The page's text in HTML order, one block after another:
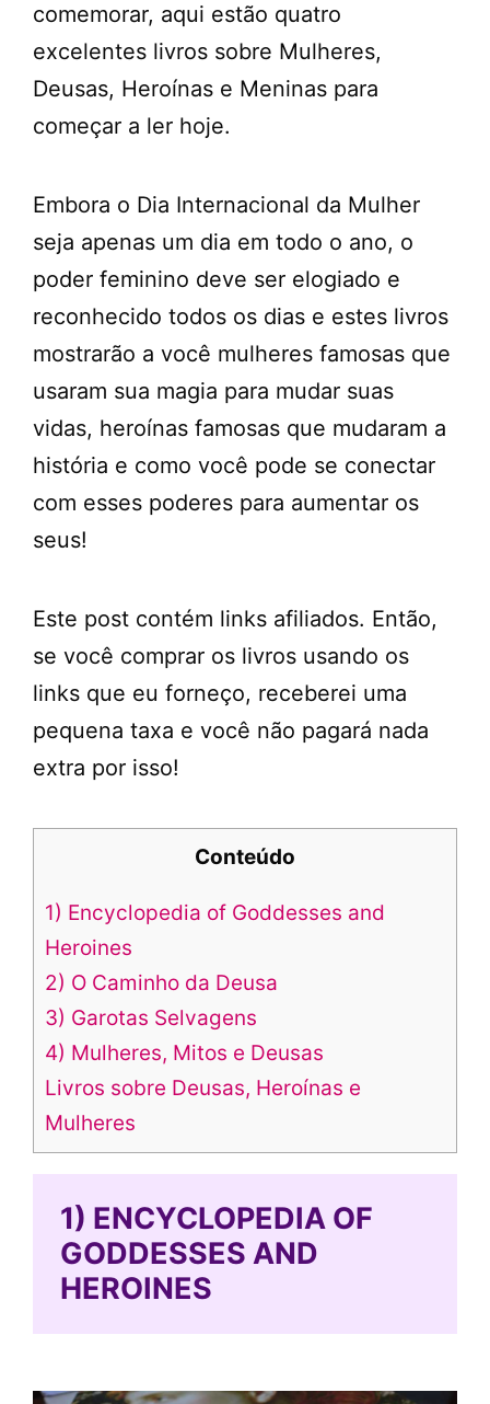
comemorar, aqui estão quatro
excelentes livros sobre Mulheres,
Deusas, Heroínas e Meninas para
começar a ler hoje.
Embora o Dia Internacional da Mulher
seja apenas um dia em todo o ano, o
poder feminino deve ser elogiado e
reconhecido todos os dias e estes livros
mostrarão a você mulheres famosas que
usaram sua magia para mudar suas
vidas, heroínas famosas que mudaram a
história e como você pode se conectar
com esses poderes para aumentar os
seus!
Este post contém links afiliados. Então,
se você comprar os livros usando os
links que eu forneço, receberei uma
pequena taxa e você não pagará nada
extra por isso!
Conteúdo
1) Encyclopedia of Goddesses and
Heroines
2) O Caminho da Deusa
3) Garotas Selvagens
4) Mulheres, Mitos e Deusas
Livros sobre Deusas, Heroínas e
Mulheres
1) ENCYCLOPEDIA OF
GODDESSES AND
HEROINES